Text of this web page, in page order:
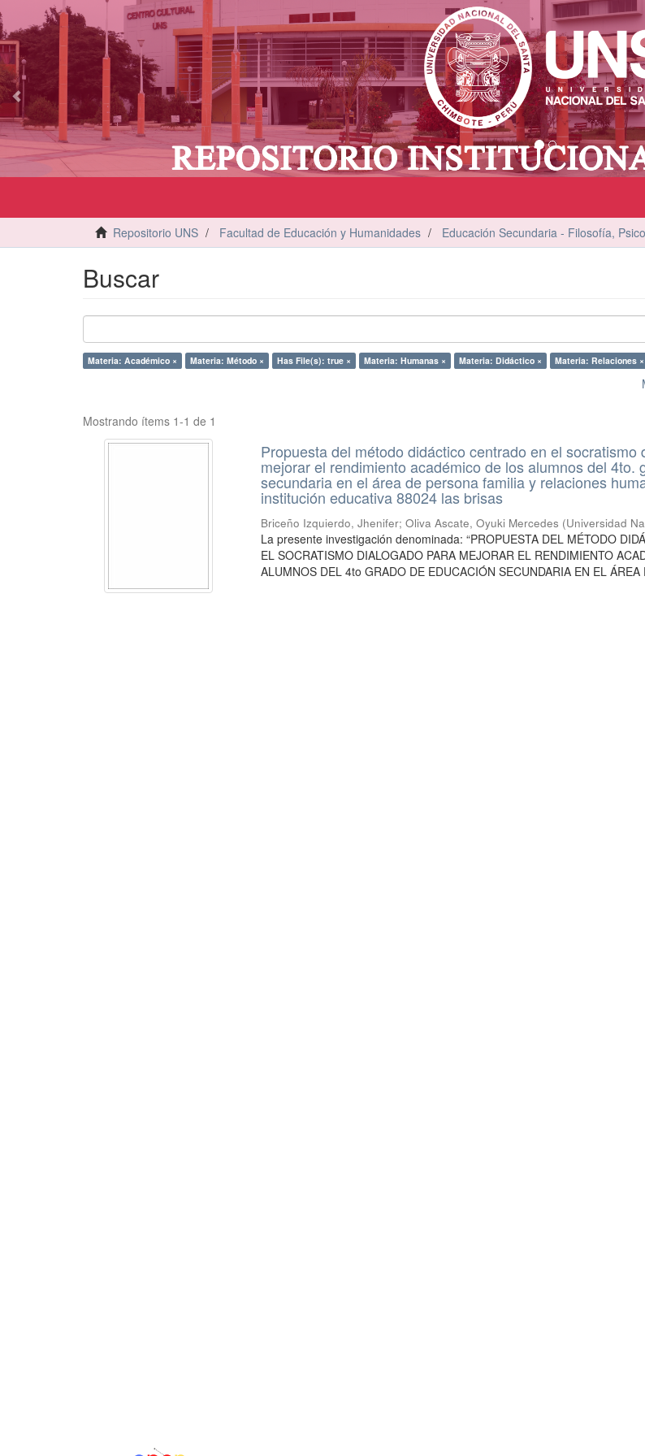
Repositorio UNS Facultad de Educación y Humanidades Educación Secundaria - Filosofía,
Buscar
Materia: Académico × Materia: Método × Has File(s): true × Materia: Humanas × Materia: Didáctico × Materia: Relaciones ×
Mostrando ítems 1-1 de 1
Propuesta del método didáctico centrado en el socratismo
mejorar el rendimiento académico de los alumnos del 4to.
secundaria en el área de persona familia y relaciones
institución educativa 88024 las brisas
Briceño Izquierdo, Jhenifer;Oliva Ascate, Oyuki Mercedes (Universidad
La presente investigación denominada: “PROPUESTA DEL MÉTODO
EL SOCRATISMO DIALOGADO PARA MEJORAR EL RENDIMIENTO
ALUMNOS DEL 4to GRADO DE EDUCACIÓN SECUNDARIA EN EL ÁREA